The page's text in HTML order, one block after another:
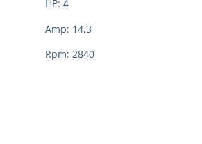
HP: 4
Amp: 14,3
Rpm: 2840